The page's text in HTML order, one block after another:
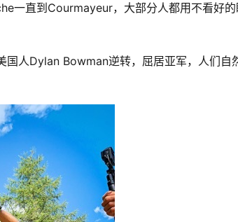
一直到Courmayeur，大部分人都用不看好
国人Dylan Bowman逆转，屈居亚军，人们自